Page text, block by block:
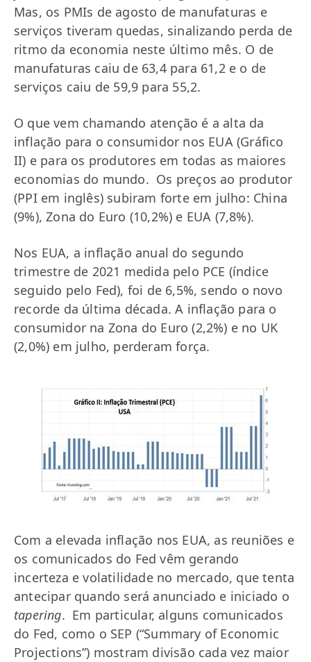
Mas, os PMIs de agosto de manufaturas e
serviços tiveram quedas, sinalizando perda de
ritmo da economia neste último mês. O de
manufaturas caiu de 63,4 para 61,2 e o de
serviços caiu de 59,9 para 55,2.
O que vem chamando atenção é a alta da
inflação para o consumidor nos EUA (Gráfico
II) e para os produtores em todas as maiores
economias do mundo. Os preços ao produtor
(PPI em inglês) subiram forte em julho: China
(9%), Zona do Euro (10,2%) e EUA (7,8%).
Nos EUA, a inflação anual do segundo
trimestre de 2021 medida pelo PCE (índice
seguido pelo Fed), foi de 6,5%, sendo o novo
recorde da última década. A inflação para o
consumidor na Zona do Euro (2,2%) e no UK
(2,0%) em julho, perderam força.
Com a elevada inflação nos EUA, as reuniões e
os comunicados do Fed vêm gerando
incerteza e volatilidade no mercado, que tenta
antecipar quando será anunciado e iniciado o
tapering. Em particular, alguns comunicados
do Fed, como o SEP (“Summary of Economic
Projections”) mostram divisão cada vez maior